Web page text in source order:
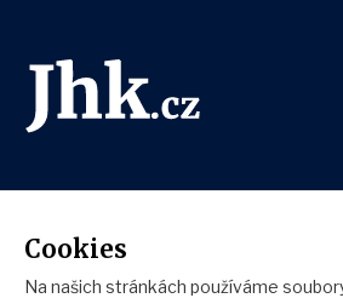
Cookies
Na našich stránkách používáme